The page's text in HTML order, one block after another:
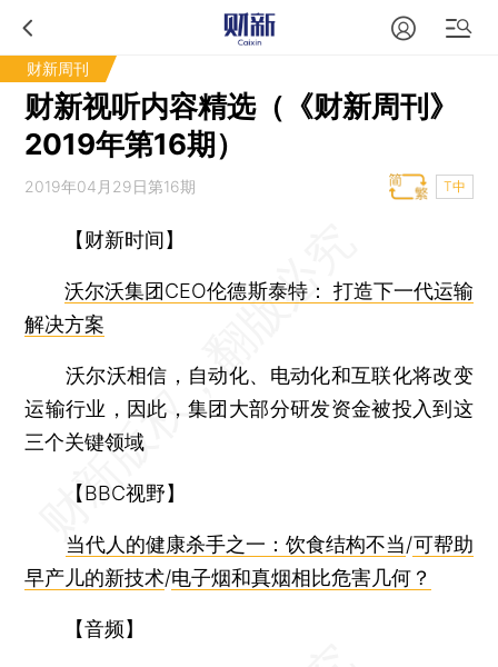
财新周刊
财新视听内容精选（《财新周刊》
2019年第16期）
2019年04月29日第16期 T中
【财新时间】
沃尔沃集团CEO伦德斯泰特： 打造下一代运输
解决方案
沃尔沃相信，自动化、电动化和互联化将改变
运输行业，因此，集团大部分研发资金被投入到这
三个关键领域
【BBC视野】
当代人的健康杀手之一：饮食结构不当/可帮助
早产儿的新技术/电子烟和真烟相比危害几何？
【音频】